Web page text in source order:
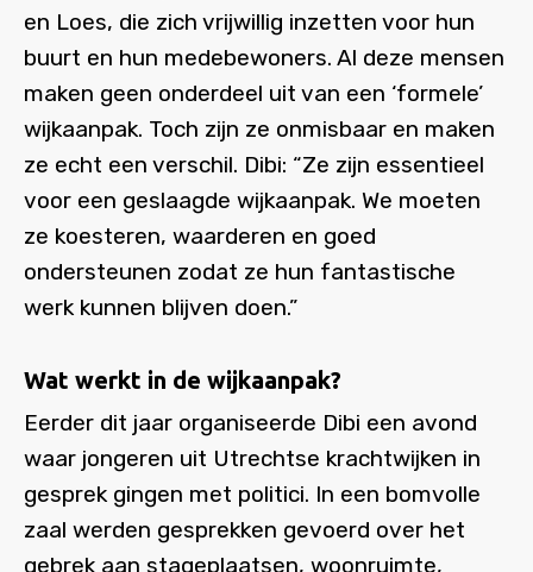
en Loes, die zich vrijwillig inzetten voor hun
buurt en hun medebewoners. Al deze mensen
maken geen onderdeel uit van een ‘formele’
wijkaanpak. Toch zijn ze onmisbaar en maken
ze echt een verschil. Dibi: “Ze zijn essentieel
voor een geslaagde wijkaanpak. We moeten
ze koesteren, waarderen en goed
ondersteunen zodat ze hun fantastische
werk kunnen blijven doen.”
Wat werkt in de wijkaanpak?
Eerder dit jaar organiseerde Dibi een avond
waar jongeren uit Utrechtse krachtwijken in
gesprek gingen met politici. In een bomvolle
zaal werden gesprekken gevoerd over het
gebrek aan stageplaatsen, woonruimte,